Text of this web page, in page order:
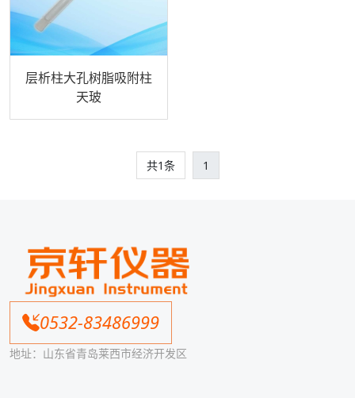
层析柱大孔树脂吸附柱
天玻
共1条 1
0532-83486999
地址：山东省青岛莱西市经济开发区